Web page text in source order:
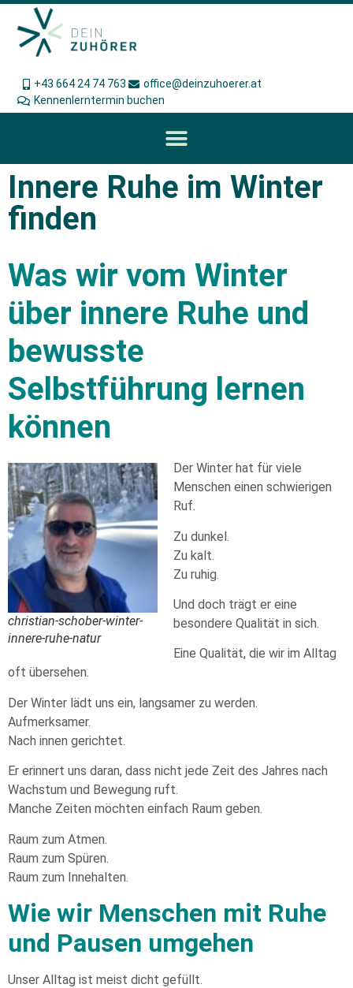
+43 664 24 74 763
office@deinzuhoerer.at
Kennenlerntermin buchen
Innere Ruhe im Winter
finden
Was wir vom Winter
über innere Ruhe und
bewusste
Selbstführung lernen
können
christian-schober-winter-
innere-ruhe-natur
Der Winter hat für viele
Menschen einen schwierigen
Ruf.
Zu dunkel.
Zu kalt.
Zu ruhig.
Und doch trägt er eine
besondere Qualität in sich.
Eine Qualität, die wir im Alltag
oft übersehen.
Der Winter lädt uns ein, langsamer zu werden.
Aufmerksamer.
Nach innen gerichtet.
Er erinnert uns daran, dass nicht jede Zeit des Jahres nach
Wachstum und Bewegung ruft.
Manche Zeiten möchten einfach Raum geben.
Raum zum Atmen.
Raum zum Spüren.
Raum zum Innehalten.
Wie wir Menschen mit Ruhe
und Pausen umgehen
Unser Alltag ist meist dicht gefüllt.